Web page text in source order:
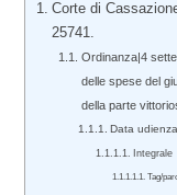
Corte di
25741.
Ordinanza|4
delle spese del
della parte
Data
Integrale
Tag/